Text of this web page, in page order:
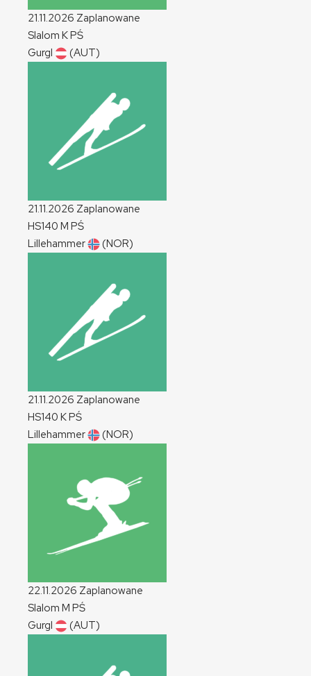
21.11.2026 Zaplanowane
Slalom KPŚ
Gurgl
(AUT)
21.11.2026 Zaplanowane
HS140 M PŚ
Lillehammer
(NOR)
21.11.2026 Zaplanowane
HS140 KPŚ
Lillehammer
(NOR)
22.11.2026 Zaplanowane
Slalom M PŚ
Gurgl
(AUT)